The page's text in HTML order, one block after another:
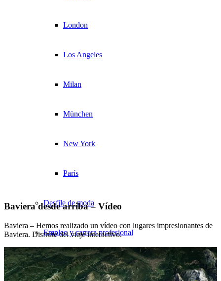
London
Los Angeles
Milan
München
New York
París
Desfile de moda
Empleo y carrera profesional
BY CM
Baviera desde arriba – Vídeo
Baviera – Hemos realizado un vídeo con lugares impresionantes de
Baviera. Disfrute del viaje interactivo.